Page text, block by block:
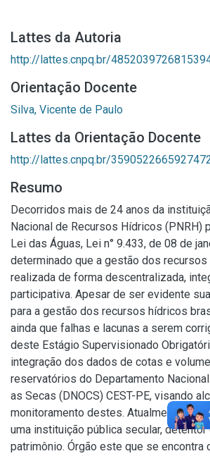
Lattes da Autoria
http://lattes.cnpq.br/
Orientação Docente
Silva, Vicente de Paulo
Lattes da Orientação Docente
http://lattes.cnpq.br/
Resumo
Decorridos mais de 24 anos da
Nacional de Recursos Hídricos (PNRH)
Lei das Águas, Lei n° 9.433, de 08 de
determinado que a gestão dos
realizada de forma descentralizada,
participativa. Apesar de ser evidente
para a gestão dos recursos hídricos
ainda que falhas e lacunas a serem
deste Estágio Supervisionado
integração dos dados de cotas e
reservatórios do Departamento
as Secas (DNOCS) CEST-PE, visando
monitoramento destes. Atualmente o
uma instituição pública secular,
patrimônio. Órgão este que se encontra